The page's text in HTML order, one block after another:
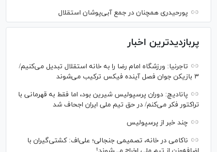
پورحیدری همچنان در جمع آبی‌پوشان استقلال
پربازدیدترین اخبار
تاجرنیا: ورزشگاه امام رضا را به خانه استقلال تبدیل می‌کنیم/
۳ بازیکن جوان فصل آینده فیکس ترکیب می‌شوند
پانادیچ: دوران پرسپولیس شیرین بود، اما فقط به قهرمانی با
تراکتور فکر می‌کنم/ در حق تیم ملی ایران اجحاف شد
چند خبر از پرسپولیس
ناکامی در خانه، تصمیمی جنجالی؛ علی‌اف: کشتی‌گیران با